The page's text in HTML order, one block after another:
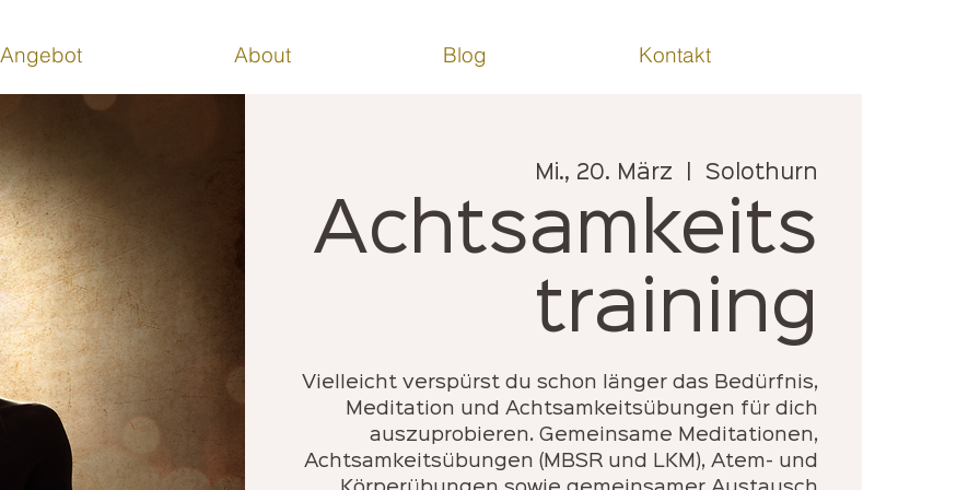
Angebot About Blog Kontakt
Mi., 20. März Solothurn
Achtsamkeits
training
Vielleicht verspürst du schon länger das Bedürfnis,
Meditation und Achtsamkeitsübungen für dich
auszuprobieren. Gemeinsame Meditationen,
Achtsamkeitsübungen (MBSR und LKM), Atem- und